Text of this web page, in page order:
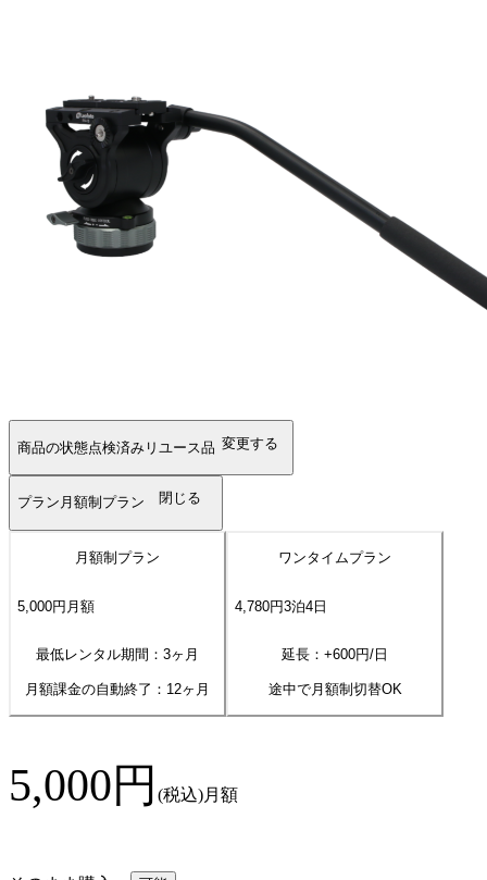
商品の状態点検済みリユース品 変更する
プラン 月額制プラン 閉じる
月額制プラン
5,000円 月額
最低レンタル期間：3ヶ月
月額課金の自動終了： 12ヶ月
ワンタイムプラン
4,780円3泊4日
延長：+600円/日
途中で月額制切替OK
5,000円 (税込)月額